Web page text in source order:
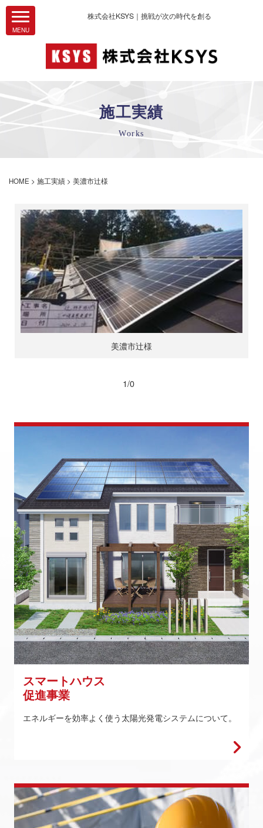
株式会社KSYS｜挑戦が次の時代を創る
施工実績
Works
HOME > 施工実績 > 美濃市辻様
美濃市辻様
1/0
スマートハウス
促進事業
エネルギーを効率よく使う太陽光発電システムについて。